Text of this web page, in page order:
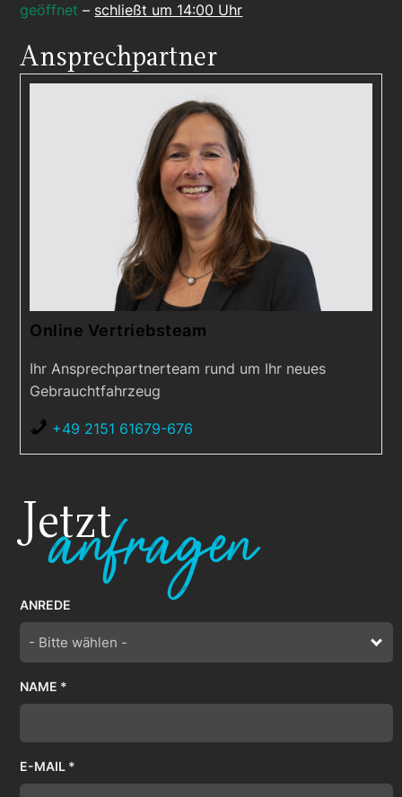
geöffnet – schließt um 14:00 Uhr
Ansprechpartner
Online Vertriebsteam
Ihr Ansprechpartnerteam rund um Ihr neues
Gebrauchtfahrzeug
+49 2151 61679-676
Jetzt
anfragen
ANREDE
- Bitte wählen -
NAME *
E-MAIL *